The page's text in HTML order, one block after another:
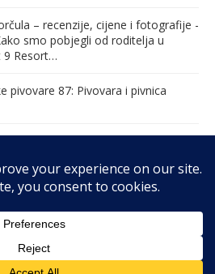
– recenzije, cijene i fotografije -
smo pobjegli od roditelja u
9 Resort…
pivovare 87: Pivovara i pivnica
“Ravnopravno roditeljstvo – jučer,
Jučer, danas i sutra“ 19. ožujka
Academia, 8:30 – 16:00 sati).